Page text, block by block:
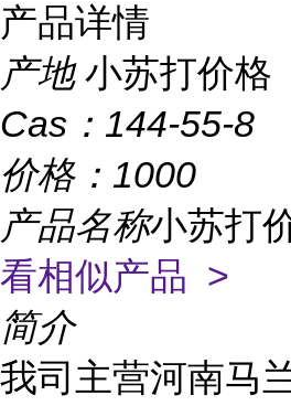
产品详情
产地 小苏打价格
Cas： 144-55-8
价格： 1000
产品名称小苏打
看相似产品 >
简介
我司主营河南马